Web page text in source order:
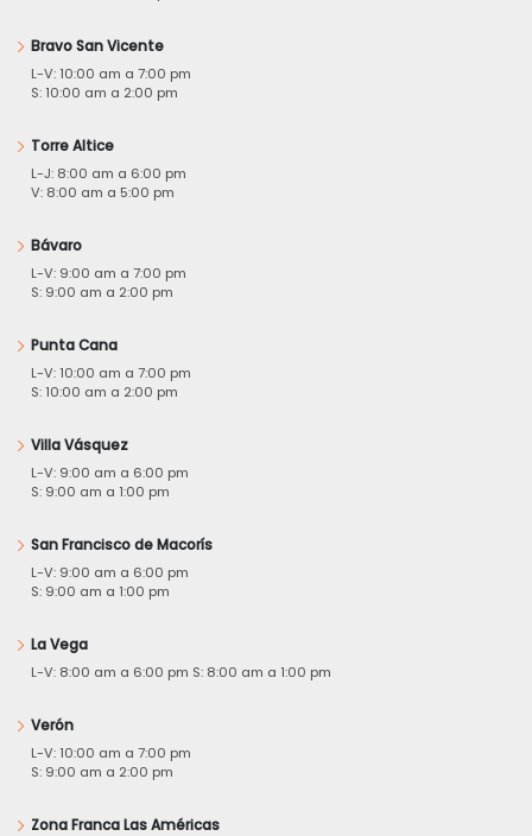
Bravo San Vicente
L-V: 10:00 am a 7:00 pm
S: 10:00 am a 2:00 pm
Torre Altice
L-J: 8:00 am a 6:00 pm
V: 8:00 am a 5:00 pm
Bávaro
L-V: 9:00 am a 7:00 pm
S: 9:00 am a 2:00 pm
Punta Cana
L-V: 10:00 am a 7:00 pm
S: 10:00 am a 2:00 pm
Villa Vásquez
L-V: 9:00 am a 6:00 pm
S: 9:00 am a 1:00 pm
San Francisco de Macorís
L-V: 9:00 am a 6:00 pm
S: 9:00 am a 1:00 pm
La Vega
L-V: 8:00 am a 6:00 pm S: 8:00 am a 1:00 pm
Verón
L-V: 10:00 am a 7:00 pm
S: 9:00 am a 2:00 pm
Zona Franca Las Américas